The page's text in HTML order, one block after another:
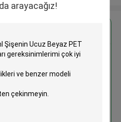
arayacağız!
ve 10ml Şişenin Ucuz
PET Plastik Tepsi